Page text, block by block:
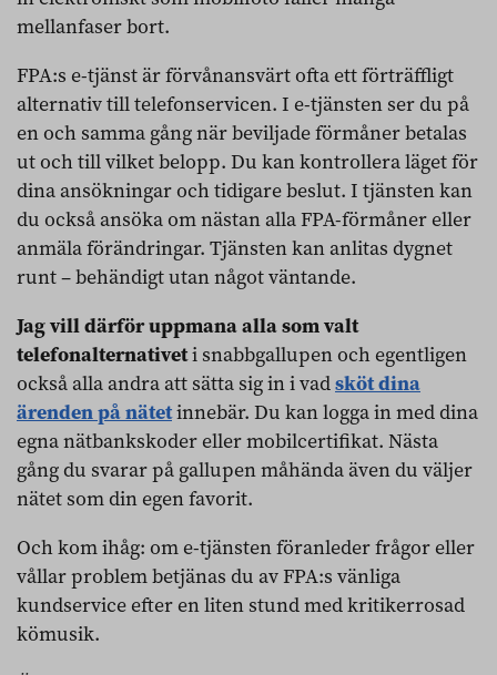
mellanfaser bort.
FPA:s e-tjänst är förvånansvärt ofta ett förträffligt
alternativ till telefonservicen. I e-tjänsten ser du på
en och samma gång när beviljade förmåner betalas
ut och till vilket belopp. Du kan kontrollera läget för
dina ansökningar och tidigare beslut. I tjänsten kan
du också ansöka om nästan alla FPA-förmåner eller
anmäla förändringar. Tjänsten kan anlitas dygnet
runt – behändigt utan något väntande.
Jag vill därför uppmana alla som valt
telefonalternativeti snabbgallupen och egentligen
också alla andra att sätta sig in i vadsköt dina
ärenden på nätetinnebär. Du kan logga in med dina
egna nätbankskoder eller mobilcertifikat. Nästa
gång du svarar på gallupen måhända även du väljer
nätet som din egen favorit.
Och kom ihåg: om e-tjänsten föranleder frågor eller
vållar problem betjänas du av FPA:s vänliga
kundservice efter en liten stund med kritikerrosad
kömusik.